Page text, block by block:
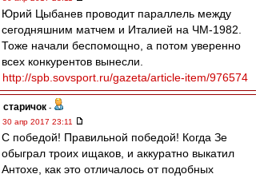
Юрий Цыбанев проводит параллель между
сегодняшним матчем и Италией на ЧМ-1982.
Тоже начали беспомощно, а потом уверенно
всех конкурентов вынесли.
http://spb.sovsport.ru/gazeta/article-item/976574
старичок -
30 апр 2017 23:11
С победой! Правильной победой! Когда Зе
обыграл троих ищаков, и аккуратно выкатил
Антохе, как это отличалось от подобных